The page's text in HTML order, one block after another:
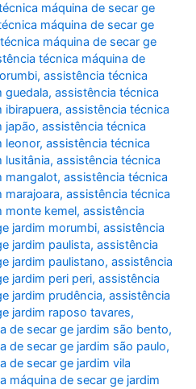
máquina de secar ge
máquina de secar ge
máquina de secar ge
técnica máquina de
,assistência técnica
guedala,assistência técnica
ibirapuera,assistência técnica
japão,assistência técnica
leonor,assistência técnica
lusitânia,assistência técnica
mangalot,assistência técnica
marajoara,assistência técnica
monte kemel,assistência
jardim morumbi,assistência
jardim paulista,assistência
jardim paulistano,assistência
jardim peri peri,assistência
jardim prudência,assistência
jardim raposo tavares,
de secar ge jardim são bento,
de secar ge jardim são paulo,
de secar ge jardim vila
máquina de secar ge jardim